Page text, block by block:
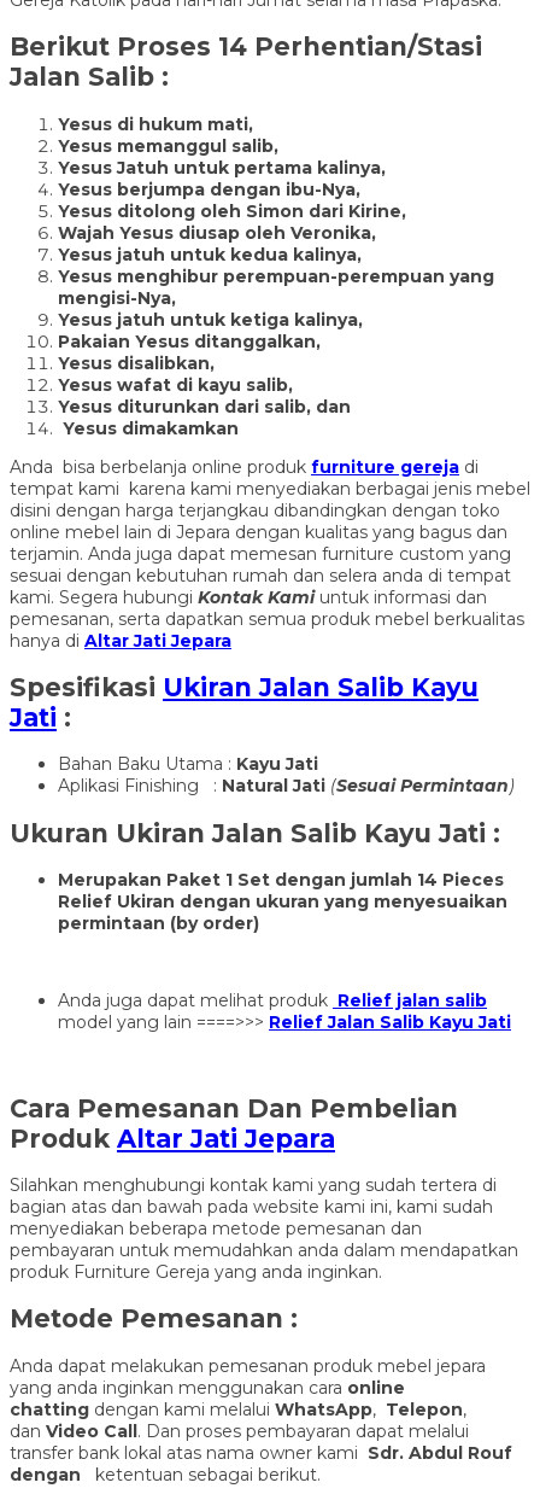
Berikut Proses 14 Perhentian/Stasi
Jalan Salib :
Yesus di hukum mati,
Yesus memanggul salib,
Yesus Jatuh untuk pertama kalinya,
Yesus berjumpa dengan ibu-Nya,
Yesus ditolong oleh Simon dari Kirine,
Wajah Yesus diusap oleh Veronika,
Yesus jatuh untuk kedua kalinya,
Yesus menghibur perempuan-perempuan yang
mengisi-Nya,
Yesus jatuh untuk ketiga kalinya,
Pakaian Yesus ditanggalkan,
Yesus disalibkan,
Yesus wafat di kayu salib,
Yesus diturunkan dari salib, dan
Yesus dimakamkan
Anda bisa berbelanja online produk furniture gereja di
tempat kami karena kami menyediakan berbagai jenis mebel
disini dengan harga terjangkau dibandingkan dengan toko
online mebel lain di Jepara dengan kualitas yang bagus dan
terjamin. Anda juga dapat memesan furniture custom yang
sesuai dengan kebutuhan rumah dan selera anda di tempat
kami. Segera hubungi Kontak Kamiuntuk informasi dan
pemesanan, serta dapatkan semua produk mebel berkualitas
hanya di Altar Jati Jepara
Spesifikasi Ukiran Jalan Salib Kayu
Jati :
Bahan Baku Utama : Kayu Jati
Aplikasi Finishing : Natural Jati (Sesuai Permintaan)
Ukuran Ukiran Jalan Salib Kayu Jati :
Merupakan Paket 1 Set dengan jumlah 14 Pieces
Relief Ukiran dengan ukuran yang menyesuaikan
permintaan (by order)
Anda juga dapat melihat produk Relief jalan salib
model yang lain ====>>> Relief Jalan Salib Kayu Jati
Cara Pemesanan Dan Pembelian
Produk Altar Jati Jepara
Silahkan menghubungi kontak kami yang sudah tertera di
bagian atas dan bawah pada website kami ini, kami sudah
menyediakan beberapa metode pemesanan dan
pembayaran untuk memudahkan anda dalam mendapatkan
produk Furniture Gereja yang anda inginkan.
Metode Pemesanan :
Anda dapat melakukan pemesanan produk mebel jepara
yang anda inginkan menggunakan cara online
chatting dengan kami melalui WhatsApp, Telepon,
dan Video Call. Dan proses pembayaran dapat melalui
transfer bank lokal atas nama owner kami Sdr. Abdul Rouf
dengan ketentuan sebagai berikut.